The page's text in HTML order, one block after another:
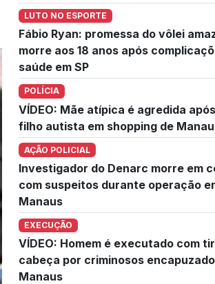
LUTO NO ESPORTE
Fábio Ryan: promessa do vôlei
morre aos 18 anos após
saúde em SP
POLÍCIA
VÍDEO: Mãe atípica é agredida
filho autista em shopping de
AÇÃO POLICIAL
Investigador do Denarc morre em
com suspeitos durante operação
Manaus
EXECUÇÃO
VÍDEO: Homem é executado com
cabeça por criminosos
Manaus